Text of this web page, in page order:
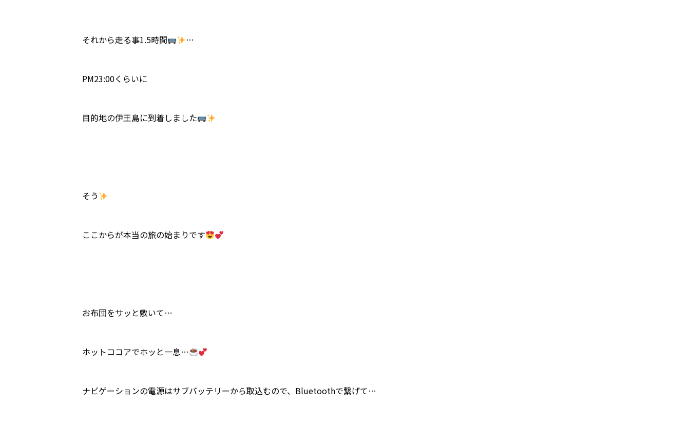
それから走る事1.5時間 …
PM23:00くらいに
目的地の伊王島に到着しました
そう
ここからが本当の旅の始まりです
お布団をサッと敷いて…
ホットココアでホッと一息…
ナビゲーションの電源はサブバッテリーから取込むので、Bluetoothで繋げて…